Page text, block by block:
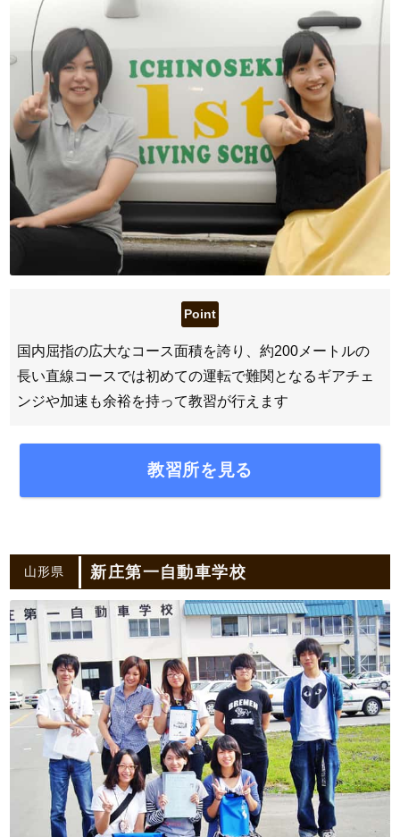
国内屈指の広大なコース面積を誇り、約200メートルの
長い直線コースでは初めての運転で難関となるギアチェ
ンジや加速も余裕を持って教習が行えます
教習所を見る
山形県 新庄第一自動車学校